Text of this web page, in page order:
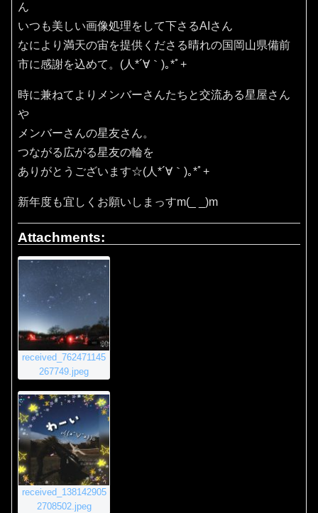
ん
いつも美しい画像処理をして下さるAIさん
なにより満天の宙を提供くださる晴れの国岡山県備前
市に感謝を込めて。(⁠人⁠*⁠´⁠∀⁠｀⁠)⁠｡⁠*ﾟ⁠+
時に兼ねてよりメンバーさんたちと交流ある星屋さん
や
メンバーさんの星友さん。
つながる広がる星友の輪を
ありがとうございます☆(⁠人⁠*⁠´⁠∀⁠｀⁠)⁠｡⁠*ﾟ⁠+
新年度も宜しくお願いしまっすm(_ _)m
Attachments:
received_762471145
267749.jpeg
received_138142905
2708502.jpeg